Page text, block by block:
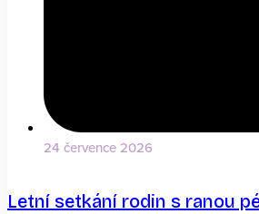
24 července 2026
Letní setkání rodin s ranou